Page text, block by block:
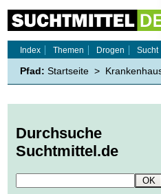
Index
Themen Drogen Sucht
Pfad: Startseite >
Durchsuche
Suchtmittel.de